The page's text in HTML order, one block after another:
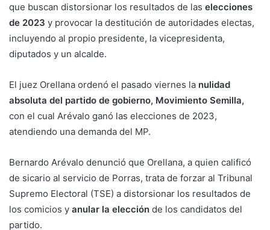
que buscan distorsionar los resultados de las elecciones
de 2023 y provocar la destitución de autoridades electas,
incluyendo al propio presidente, la vicepresidenta,
diputados y un alcalde.
El juez Orellana ordenó el pasado viernes la nulidad
absoluta del partido de gobierno, Movimiento Semilla,
con el cual Arévalo ganó las elecciones de 2023,
atendiendo una demanda del MP.
Bernardo Arévalo denunció que Orellana, a quien calificó
de sicario al servicio de Porras, trata de forzar al Tribunal
Supremo Electoral (TSE) a distorsionar los resultados de
los comicios y anular la elección de los candidatos del
partido.